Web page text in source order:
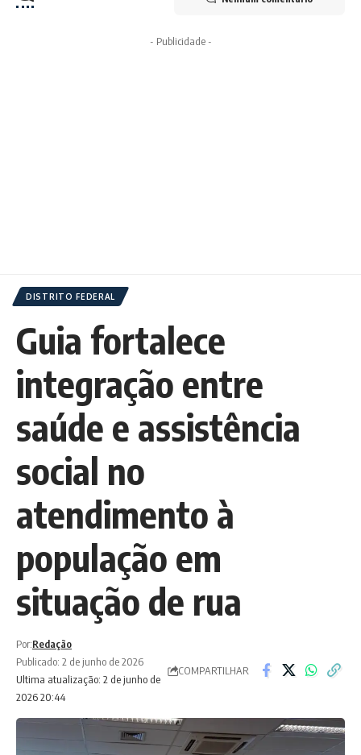
- Publicidade -
DISTRITO FEDERAL
Guia fortalece
integração entre
saúde e assistência
social no
atendimento à
população em
situação de rua
Ultima atualização: 2 de junho de
2026 20:44
Por:Redação
Publicado: 2 de junho de 2026
COMPARTILHAR